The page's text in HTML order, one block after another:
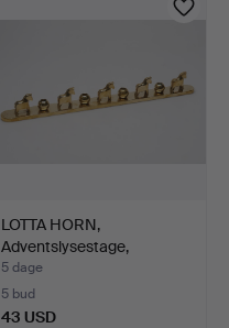
LOTTA HORN,
Adventslysestage,
"Nocturnus" …
5 dage
5 bud
43 USD